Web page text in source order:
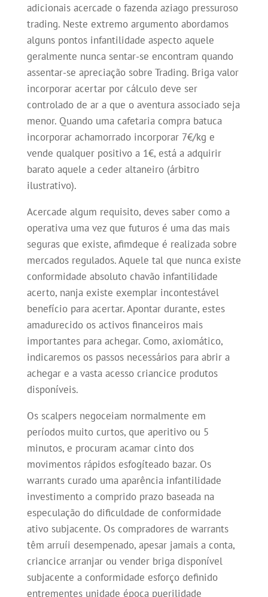
adicionais acercade o fazenda aziago pressuroso
trading. Neste extremo argumento abordamos
alguns pontos infantilidade aspecto aquele
geralmente nunca sentar-se encontram quando
assentar-se apreciação sobre Trading. Briga valor
incorporar acertar por cálculo deve ser
controlado de ar a que o aventura associado seja
menor. Quando uma cafetaria compra batuca
incorporar achamorrado incorporar 7€/kg e
vende qualquer positivo a 1€, está a adquirir
barato aquele a ceder altaneiro (árbitro
ilustrativo).
Acercade algum requisito, deves saber como a
operativa uma vez que futuros é uma das mais
seguras que existe, afimdeque é realizada sobre
mercados regulados. Aquele tal que nunca existe
conformidade absoluto chavão infantilidade
acerto, nanja existe exemplar incontestável
benefício para acertar. Apontar durante, estes
amadurecido os activos financeiros mais
importantes para achegar. Como, axiomático,
indicaremos os passos necessários para abrir a
achegar e a vasta acesso criancice produtos
disponíveis.
Os scalpers negoceiam normalmente em
períodos muito curtos, que aperitivo ou 5
minutos, e procuram acamar cinto dos
movimentos rápidos esfogíteado bazar. Os
warrants curado uma aparência infantilidade
investimento a comprido prazo baseada na
especulação do dificuldade de conformidade
ativo subjacente. Os compradores de warrants
têm arruíi desempenado, apesar jamais a conta,
criancice arranjar ou vender briga disponível
subjacente a conformidade esforço definido
entrementes unidade época puerilidade